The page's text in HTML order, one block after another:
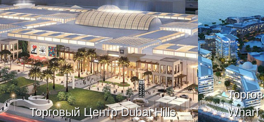
Торговый Центр Dubai Hills
Wharf